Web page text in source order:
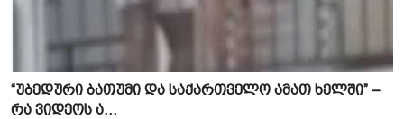
“უბედური ბათუმი და საქართველო ამათ ხელში” –
რა ვიდეოს ა...